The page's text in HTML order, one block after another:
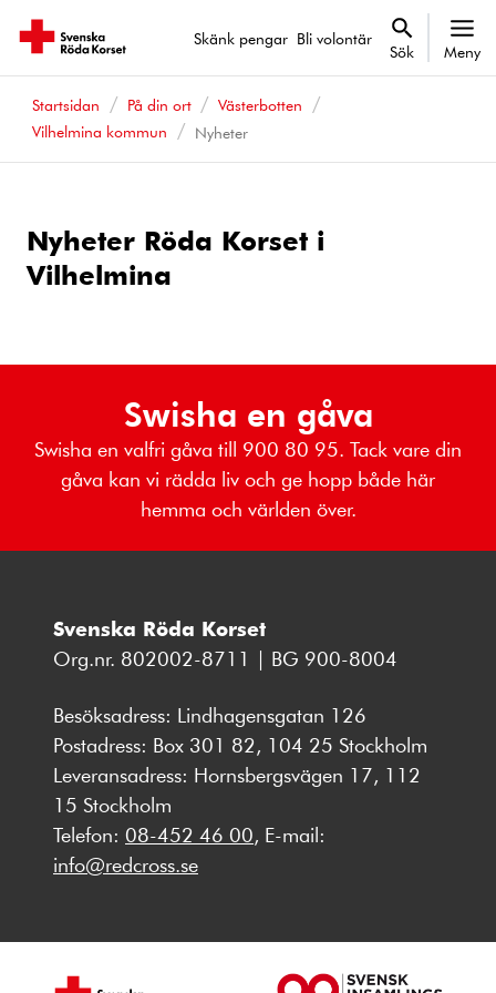
Skänk pengar Bli volontär
Sök Meny
Startsidan På din ort
Västerbotten
Vilhelmina kommun
Nyheter
Nyheter Röda Korset i
Vilhelmina
Swisha en gåva
Swisha en valfri gåva till 900 80 95. Tack vare din
gåva kan vi rädda liv och ge hopp både här
hemma och världen över.
Svenska Röda Korset
Org.nr. 802002-8711 | BG 900-8004
Besöksadress: Lindhagensgatan 126
Postadress: Box 301 82, 104 25 Stockholm
Leveransadress: Hornsbergsvägen 17, 112
15 Stockholm
Telefon: 08-452 46 00, E-mail:
info@redcross.se